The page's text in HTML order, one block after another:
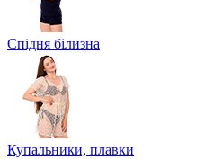
Спідня білизна
Купальники, плавки